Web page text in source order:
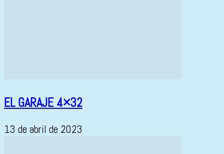
EL GARAJE 4×32
13 de abril de 2023